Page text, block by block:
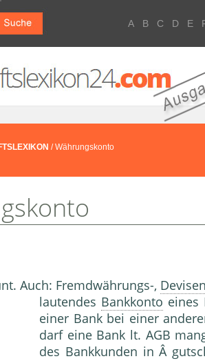
A B C D E
/ Währungskonto
Auch: Fremdwährungs-,
lautendes Bankkonto eines
einer Bank bei einer
darf eine Bank lt. AGB
des Bankkunden in Â